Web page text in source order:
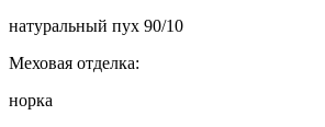
натуральный пух 90/10
Меховая отделка:
норка